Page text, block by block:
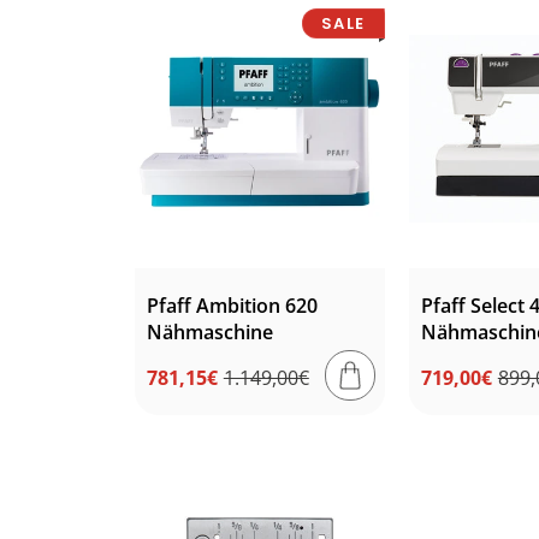
SALE
Pfaff Ambition 620
Nähmaschine
Normaler1.149,00€
Verkaufspreis
781,15€
Pfaff Select
Normaler
719,00€